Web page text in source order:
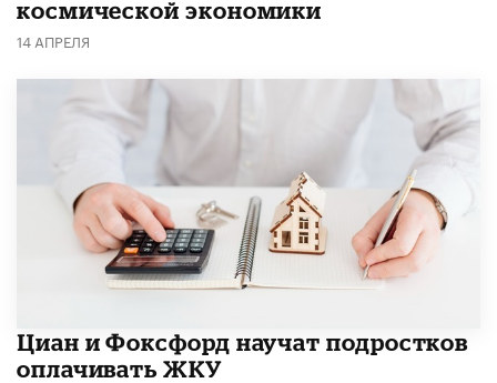
космической экономики
14 АПРЕЛЯ
Циан и Фоксфорд научат подростков
оплачивать ЖКУ